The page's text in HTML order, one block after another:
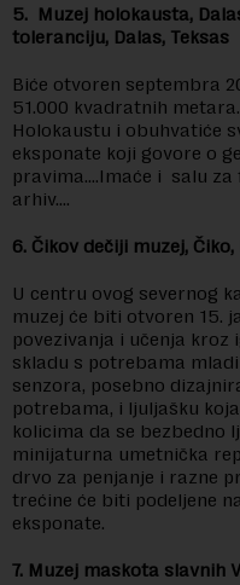
5. Muzej holokausta,
toleranciju, Dalas, Teksas
Biće otvoren septembra
51.000 kvadratnih
Holokaustu i obuhvatiće
eksponate koji govore o
pravima….Imaće i salu
arhiv….
6. Čikov dečiji muzej,
U centru ovog severnog
muzej će biti otvoren 15.
povezivanja i učenja
skladu s potrebama
senzora, posebno
potrebama, i ljuljašku
kolicima da se bezbedno
minijaturna umetnička
drvo za penjanje i razne
trećine će biti podeljene
eksponate.
7. Muzej maskota slavnih